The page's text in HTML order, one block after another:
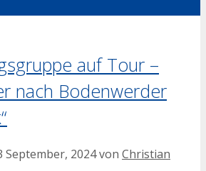
auf Tour –
nach Bodenwerder
September, 2024von Christian